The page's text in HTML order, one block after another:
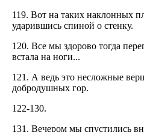
119. Вот на таких наклонных
ударившись спиной о стенку.
120. Все мы здорово тогда
встала на ноги...
121. А ведь это несложные
добродушных гор.
122-130.
131. Вечером мы спустились